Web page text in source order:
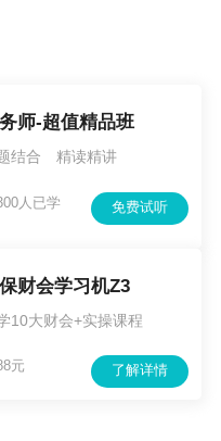
师-超值精品班
结合 精读精讲
免费试听
人已学
财会学习机Z3
10大财会+实操课程
了解详情
元